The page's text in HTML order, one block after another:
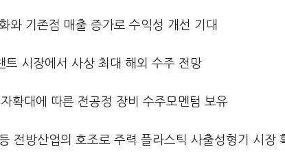
와 기존점 매출 증가로 수익성 개선 기대
시장에서 사상 최대 해외 수주 전망
확대에 따른 전공정 장비 수주모멘텀 보유
전방산업의 호조로 주력 플라스틱 사출성형기 시장